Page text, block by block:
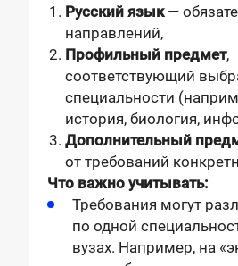
Русский язык—
направлений,
Профильный предмет,
соответствующий
специальности
история, биология,
Дополнительный
от требований
Что важно учитывать:
Требования могут
по одной
вузах. Например, на